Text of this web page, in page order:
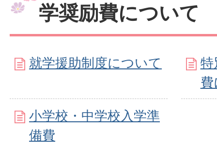
学奨励費について
就学援助制度について
特
小学校・中学校入学準
備費